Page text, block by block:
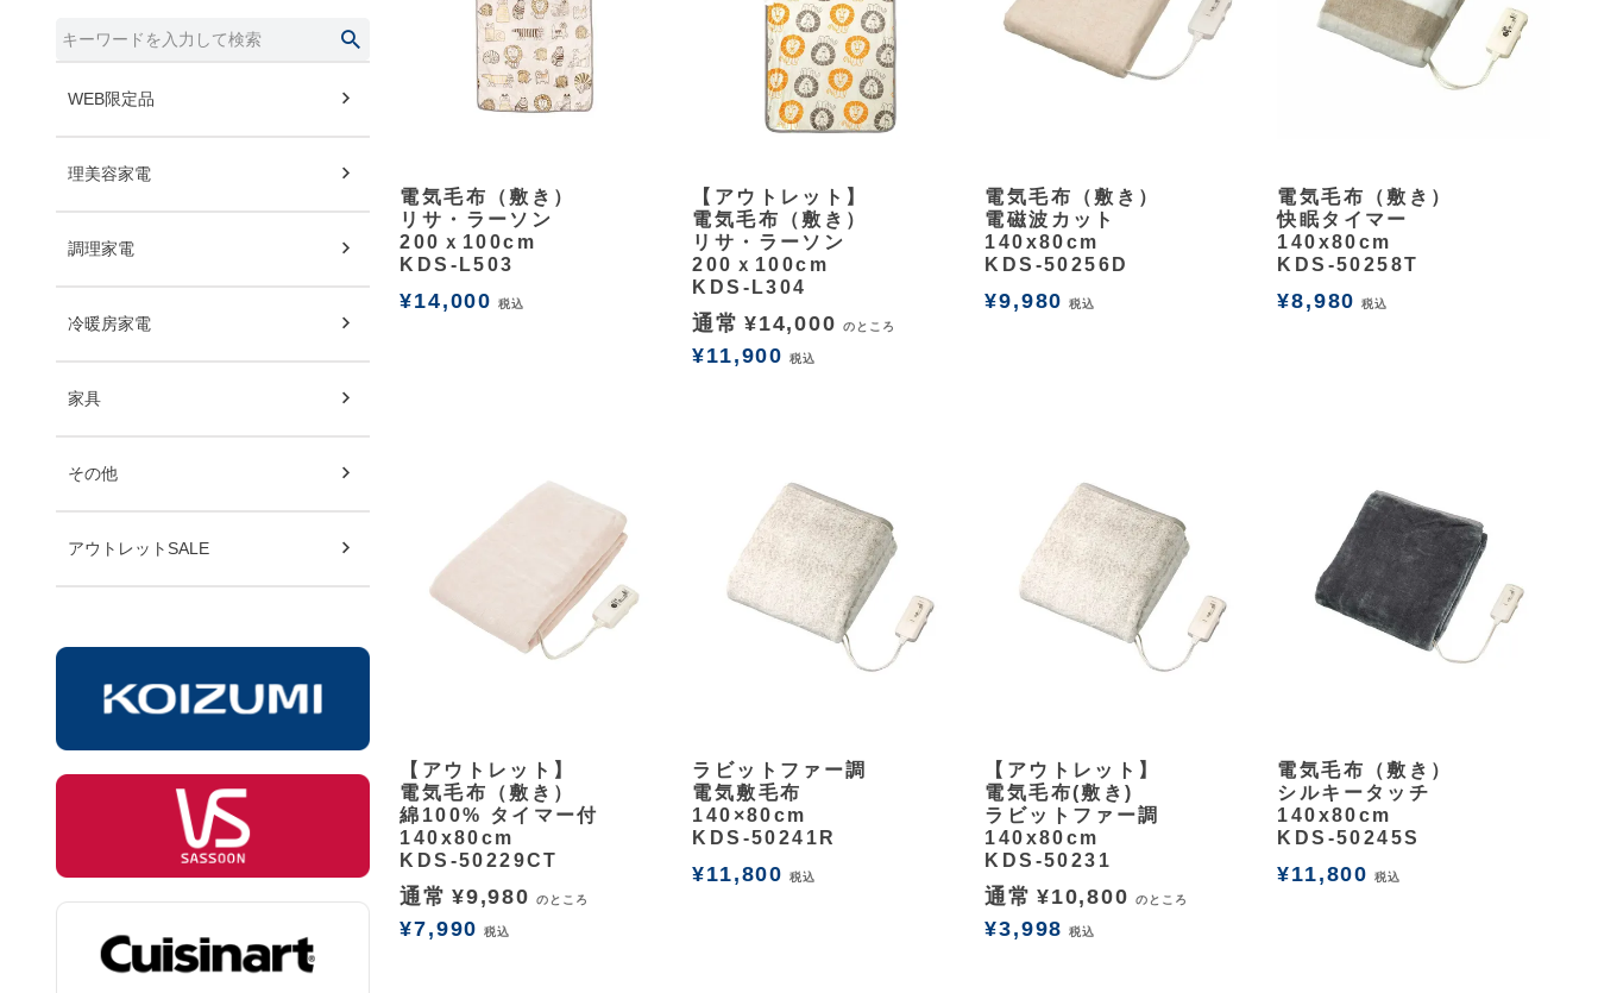
WEB限定品
理美容家電
調理家電
冷暖房家電
家具
その他
アウトレットSALE
電気毛布（敷き）
リサ・ラーソン
200ｘ100cm
KDS-L503
¥14,000 税込
【アウトレット】
電気毛布（敷き）
リサ・ラーソン
200ｘ100cm
KDS-L304
通常 ¥14,000 のところ
¥11,900 税込
電気毛布（敷き）
電磁波カット
140x80cm
KDS-50256D
¥9,980 税込
電気毛布（敷き）
快眠タイマー
140x80cm
KDS-50258T
¥8,980 税込
【アウトレット】
電気毛布（敷き）
綿100% タイマー付
140x80cm
KDS-50229CT
通常 ¥9,980 のところ
¥7,990 税込
ラビットファー調
電気敷毛布
140×80cm
KDS-50241R
¥11,800 税込
【アウトレット】
電気毛布(敷き)
ラビットファー調
140x80cm
KDS-50231
通常 ¥10,800 のところ
¥3,998 税込
電気毛布（敷き）
シルキータッチ
140x80cm
KDS-50245S
¥11,800 税込